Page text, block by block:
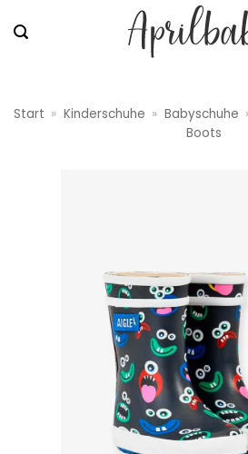
Inhalt
Start » Kinderschuhe » Babyschuhe
Boots